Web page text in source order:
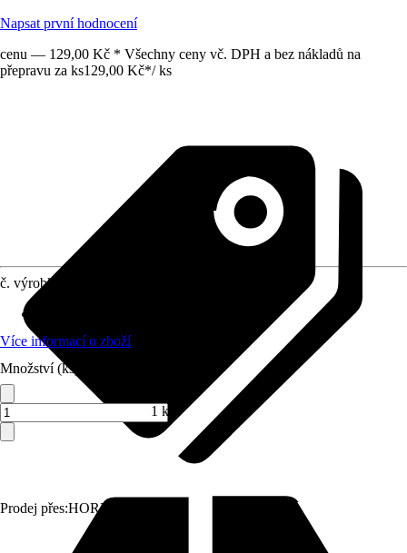
Napsat první hodnocení
cenu — 129,00 Kč * Všechny ceny vč. DPH a bez nákladů na
přepravu za ks129,00 Kč*/ ks
Prodej přes:HORNBACH
č. výrobku
Více informací o zboží
Množství (ks)
1 ks